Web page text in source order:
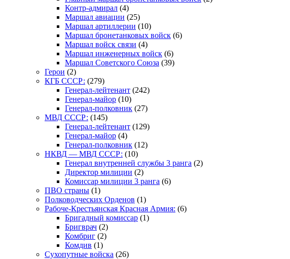
Контр-адмирал (4)
Маршал авиации (25)
Маршал артиллерии (10)
Маршал бронетанковых войск (6)
Маршал войск связи (4)
Маршал инженерных войск (6)
Маршал Советского Союза (39)
Герои (2)
КГБ СССР: (279)
Генерал-лейтенант (242)
Генерал-майор (10)
Генерал-полковник (27)
МВД СССР: (145)
Генерал-лейтенант (129)
Генерал-майор (4)
Генерал-полковник (12)
НКВД — МВД СССР: (10)
Генерал внутренней службы 3 ранга (2)
Директор милиции (2)
Комиссар милиции 3 ранга (6)
ПВО страны (1)
Полководческих Орденов (1)
Рабоче-Крестьянская Красная Армия: (6)
Бригадный комиссар (1)
Бригврач (2)
Комбриг (2)
Комдив (1)
Сухопутные войска (26)